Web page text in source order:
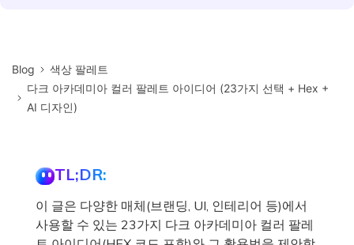
Blog
색상 팔레트
다크 아카데미아 컬러 팔레트 아이디어 (23가지 선택 + Hex +
AI 디자인)
TL;DR:
이 글은 다양한 매체(브랜딩, UI, 인테리어 등)에서
사용할 수 있는 23가지 다크 아카데미아 컬러 팔레